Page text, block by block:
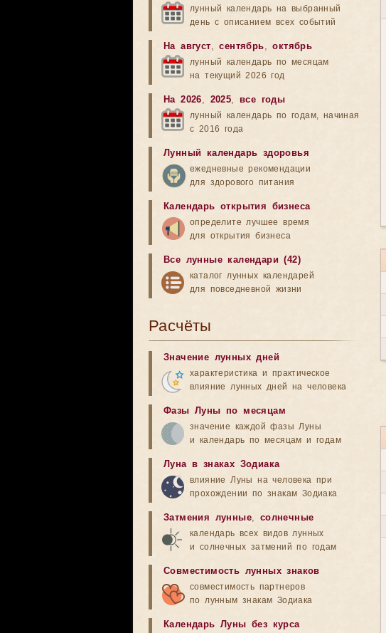
лунный календарь на выбранный
день с описанием всех событий
На август,сентябрь,октябрь
лунный календарь по месяцам
на текущий 2026 год
На 2026, 2025,все годы
лунный календарь по годам, начиная
с 2016 года
Лунный календарь здоровья
ежедневные рекомендации
для здорового питания
Календарь открытия бизнеса
определите лучшее время
для открытия бизнеса
Все лунные календари (42)
каталог лунных календарей
для повседневной жизни
Расчёты
Значение лунных дней
характеристика и практическое
влияние лунных дней на человека
Фазы Луны по месяцам
значение каждой фазы Луны
и календарь по месяцам и годам
Луна в знаках Зодиака
влияние Луны на человека при
прохождении по знакам Зодиака
Затмения лунные, солнечные
календарь всех видов лунных
и солнечных затмений по годам
Совместимость лунных знаков
совместимость партнеров
по лунным знакам Зодиака
Календарь Луны без курса